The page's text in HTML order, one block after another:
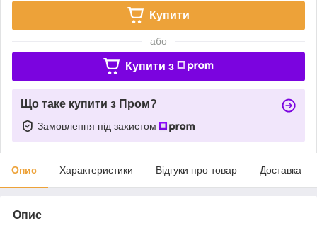
Купити
або
Купити з
Що таке купити з Пром?
Замовлення під захистом
Опис Характеристики Відгуки про товар Доставка
Опис